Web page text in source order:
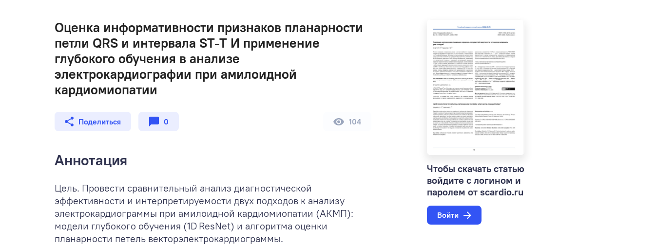
Оценка информативности признаков планарности
петли QRS и интервала ST-T И применение
глубокого обучения в анализе
электрокардиографии при амилоидной
кардиомиопатии
Поделиться 0 104
Аннотация
Цель. Провести сравнительный анализ диагностической
эффективности и интерпретируемости двух подходов к анализу
электрокардиограммы при амилоидной кардиомиопатии (АКМП):
модели глубокого обучения (1D ResNet) и алгоритма оценки
планарности петель векторэлектрокардиограммы.
Чтобы скачать статью
войдите с логином и
паролем от scardio.ru
Войти